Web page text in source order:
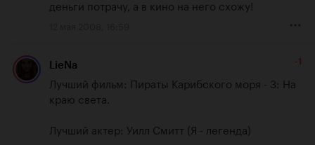
деньги потрачу, а в кино на него схожу!
LieNa -1
Лучший фильм: Пираты Карибского моря - 3: На
краю света.
Лучший актер: Уилл Смитт (Я - легенда)